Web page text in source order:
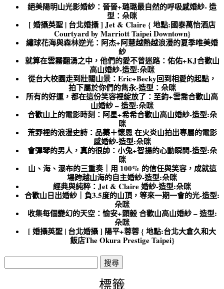
絕美陽明山光影婚紗：晉晉+璐璐最自然的呼吸感婚紗- 造
型：朵咪
[ 婚攝英聖 | 台北婚攝 ] Jet & Claire { 地點:國泰萬怡酒店
Courtyard by Marriott Taipei Downtown}
繡球花海與森林逆光：阿杰+阿慧越熱越浪漫的夏季唯美婚
紗
就算在雲霧翻湧之中，他們的愛不曾迷路：佑佑+KJ合歡山
高山婚紗-造型:朵咪
從台大校園走到壯闊山景：Eric+Becky回到相愛的起點，
拍下屬於你們的雋永-造型：朵咪
所有的好運，都在這份笑容裡綻放了：至鈞+雲喬合歡山高
山婚紗 – 造型:朵咪
合歡山上的電影時刻：阿星+希希合歡山高山婚紗-造型:朵
咪
荒野裡的浪漫史詩：品蓁＋懷恩 在火炎山拍出專屬的電影
感婚紗-造型:朵咪
會彈琴的男人，真的很帥：小兔+智揚的心動瞬間-造型:朵
咪
山、海、瀑布的三重奏｜用 100% 的信任與笑容，成就這
場跨越山海的自主婚紗-造型:朵咪
經典與純粹：Jet & Claire 婚紗-造型:朵咪
合歡山日出婚紗｜負3.5度的山頂，等來一期一會的光-造型:
朵咪
收集每個變幻的天空：愉安+顥毅 合歡山高山婚紗 – 造型:
朵咪
[ 婚攝英聖 | 台北婚攝 ] 陽平+蓉蓉 { 地點:台北大倉久和大
飯店The Okura Prestige Taipei}
搜
尋